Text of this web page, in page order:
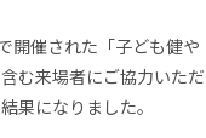
開催された「子ども健や
む来場者にご協力いただ
果になりました。